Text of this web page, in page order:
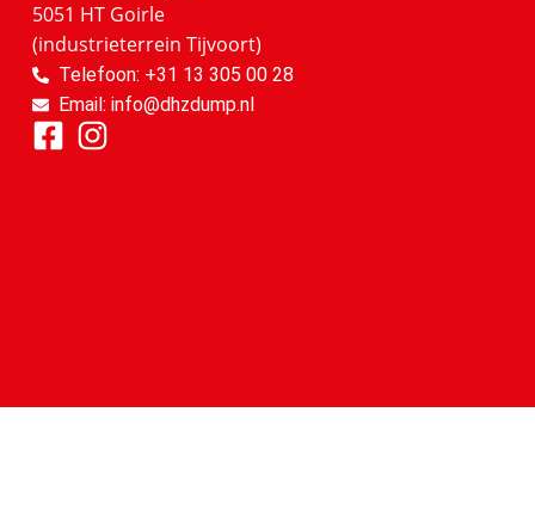
5051 HT Goirle
(industrieterrein Tijvoort)
Telefoon: +31 13 305 00 28
Email: info@dhzdump.nl